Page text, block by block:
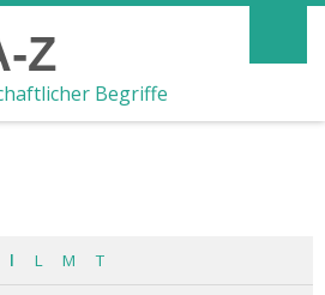
Z
Begriffe
I L M T